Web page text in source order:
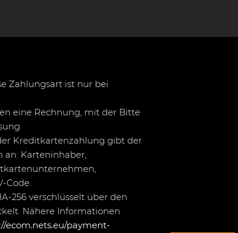
Zahlungsart ist nur bei
eine Rechnung, mit der Bitte
Kreditkartenzahlung gibt der
an: Karteninhaber,
Code.
256 verschlüsselt über den
Nähere Informationen
ecom.nets.eu/payment-